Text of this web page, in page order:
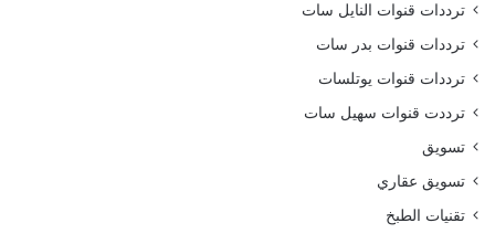
ترددات قنوات النايل سات
ترددات قنوات بدر سات
ترددات قنوات يوتلسات
ترددت قنوات سهيل سات
تسويق
تسويق عقاري
تقنيات الطبخ